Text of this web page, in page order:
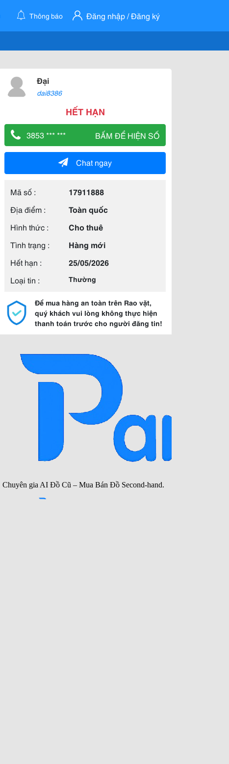
Thông báo Đăng nhập / Đăng ký
Đại
dai8386
HẾT HẠN
3853 *** *** BẤM ĐỂ HIỆN SỐ
Chat ngay
Mã số :
17911888
Địa điểm :
Toàn quốc
Hình thức :
Cho thuê
Tình trạng :
Hàng mới
Hết hạn :
25/05/2026
Loại tin :
Thường
Để mua hàng an toàn trên Rao vặt,
quý khách vui lòng không thực hiện
thanh toán trước cho người đăng tin!